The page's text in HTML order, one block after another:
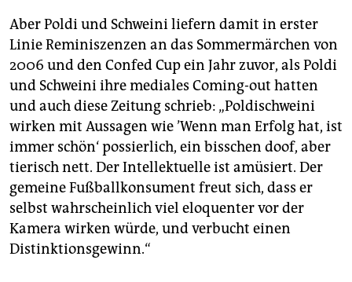
Aber Poldi und Schweini liefern damit in erster
Linie Reminiszenzen an das Sommermärchen von
2006 und den Confed Cup ein Jahr zuvor, als Poldi
und Schweini ihre mediales Coming-out hatten
und auch diese Zeitung schrieb: „Poldischweini
wirken mit Aussagen wie ’Wenn man Erfolg hat, ist
immer schön‘ possierlich, ein bisschen doof, aber
tierisch nett. Der Intellektuelle ist amüsiert. Der
gemeine Fußballkonsument freut sich, dass er
selbst wahrscheinlich viel eloquenter vor der
Kamera wirken würde, und verbucht einen
Distinktionsgewinn.“